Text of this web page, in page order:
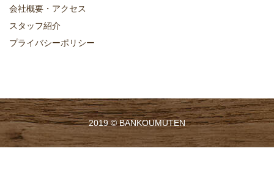
会社概要・アクセス
スタッフ紹介
プライバシーポリシー
2019 ©BANKOUMUTEN